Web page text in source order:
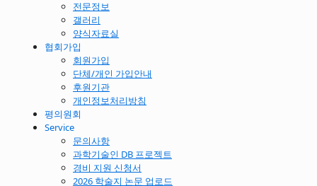
전문정보
갤러리
양식자료실
협회가입
회원가입
단체/개인 가입안내
후원기관
개인정보처리방침
평의원회
Service
문의사항
과학기술인 DB 프로젝트
경비 지원 신청서
2026 학술지 논문 업로드